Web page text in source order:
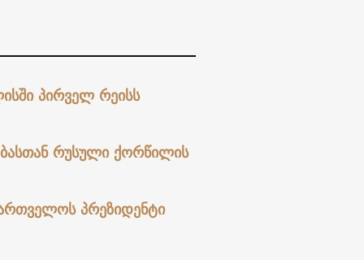
პირველ რეისს
რუსული ქორწილის
პრეზიდენტი